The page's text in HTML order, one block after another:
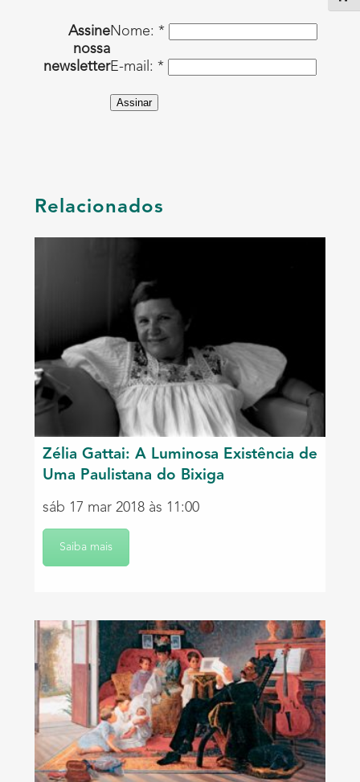
Assine
nossa
newsletter
Nome: *
E-mail: *
Assinar
Relacionados
Zélia Gattai: A Luminosa Existência de
Uma Paulistana do Bixiga
sáb 17 mar 2018 às 11:00
Saiba mais